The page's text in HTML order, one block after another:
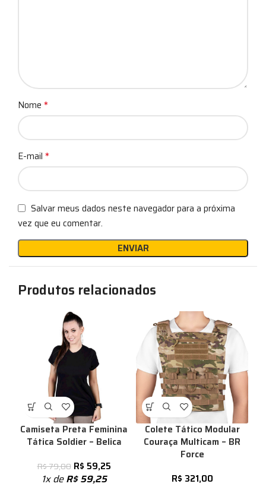
Nome *
E-mail *
Salvar meus dados neste navegador para a próxima
vez que eu comentar.
Produtos relacionados
Camiseta Preta Feminina
Tática Soldier – Belica
R$79,00 R$ 59,25
1x deR$59,25
Colete Tático Modular
Couraça Multicam – BR
Force
R$ 321,00